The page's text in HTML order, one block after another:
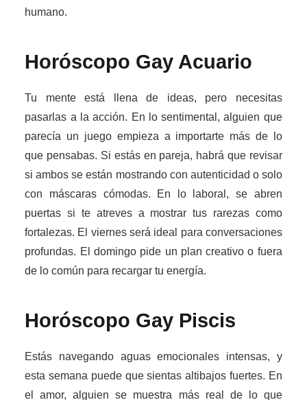
humano.
Horóscopo Gay Acuario
Tu mente está llena de ideas, pero necesitas
pasarlas a la acción. En lo sentimental, alguien que
parecía un juego empieza a importarte más de lo
que pensabas. Si estás en pareja, habrá que revisar
si ambos se están mostrando con autenticidad o solo
con máscaras cómodas. En lo laboral, se abren
puertas si te atreves a mostrar tus rarezas como
fortalezas. El viernes será ideal para conversaciones
profundas. El domingo pide un plan creativo o fuera
de lo común para recargar tu energía.
Horóscopo Gay Piscis
Estás navegando aguas emocionales intensas, y
esta semana puede que sientas altibajos fuertes. En
el amor, alguien se muestra más real de lo que